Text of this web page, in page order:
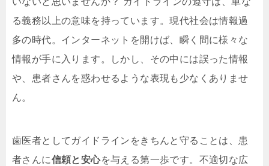
る義務以上の意味を持っています。現代社会は情報過
多の時代。インターネットを開けば、瞬く間に様々な
情報が手に入ります。しかし、その中には誤った情報
や、患者さんを惑わせるような表現も少なくありませ
ん。
歯医者としてガイドラインをきちんと守ることは、患
者さんに信頼と安心を与える第一歩です。不適切な広